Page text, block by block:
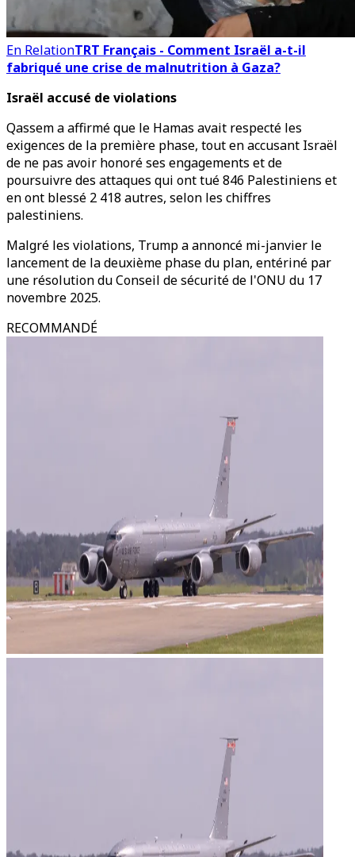
En RelationTRT Français - Comment Israël a-t-il
fabriqué une crise de malnutrition à Gaza?
Israël accusé de violations
Qassem a affirmé que le Hamas avait respecté les
exigences de la première phase, tout en accusant Israël
de ne pas avoir honoré ses engagements et de
poursuivre des attaques qui ont tué 846 Palestiniens et
en ont blessé 2 418 autres, selon les chiffres
palestiniens.
Malgré les violations, Trump a annoncé mi-janvier le
lancement de la deuxième phase du plan, entériné par
une résolution du Conseil de sécurité de l'ONU du 17
novembre 2025.
RECOMMANDÉ